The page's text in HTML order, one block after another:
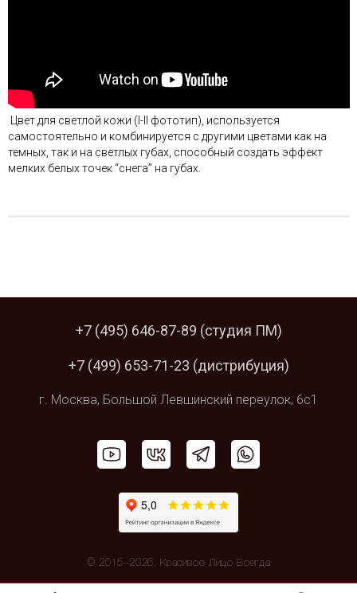
Цвет для светлой кожи (I-II фототип), используется
самостоятельно и комбинируется с другими цветами как на
темных, так и на светлых губах, способный создать эффект
мелких белых точек “снега” на губах.
+7 (495) 646-87-89 (студия ПМ)
+7 (499) 653-71-23 (дистрибуция)
г. Москва, Большой Левшинский переулок, 6с1
© 2015–2026. Красивое Лицо Всегда